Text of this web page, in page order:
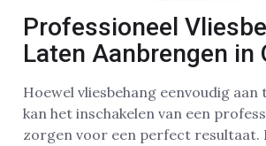
Professioneel
Laten Aanbrengen in
Hoewel vliesbehang eenvoudig aan
kan het inschakelen van een
zorgen voor een perfect resultaat.